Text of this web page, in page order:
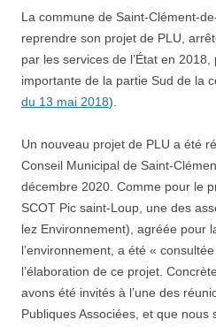
La commune de Saint-Clément-
reprendre son projet de PLU,
par les services de l’État en
importante de la partie Sud de la
du 13 mai 2018).
Un nouveau projet de PLU a été
Conseil Municipal de Saint-
décembre 2020. Comme pour le
SCOT Pic saint-Loup, une des
lez Environnement), agréée pour
l’environnement, a été «
l’élaboration de ce projet.
avons été invités à l’une des
Publiques Associées, et que nous